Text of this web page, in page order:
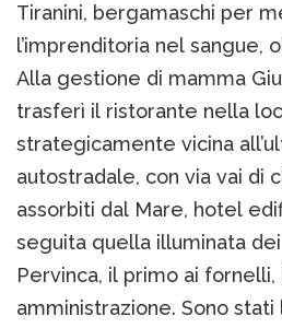
Tiranini, bergamaschi per
l’imprenditoria nel sangue,
Alla gestione di mamma
trasferì il ristorante nella
strategicamente vicina
autostradale, con via vai di
assorbiti dal Mare, hotel
seguita quella illuminata
Pervinca, il primo ai fornelli,
amministrazione. Sono